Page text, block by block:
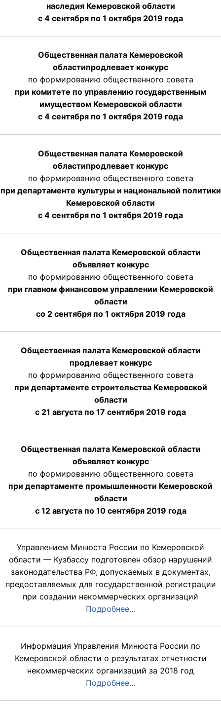
наследия Кемеровской области
с 4 сентября по 1 октября 2019 года
Общественная палата Кемеровской
областипродлевает конкурс
по формированию общественного совета
при комитете по управлению государственным
имуществом Кемеровской области
с 4 сентября по 1 октября 2019 года
Общественная палата Кемеровской
областипродлевает конкурс
по формированию общественного совета
при департаменте культуры и национальной политики
Кемеровской области
с 4 сентября по 1 октября 2019 года
Общественная палата Кемеровской области
объявляет конкурс
по формированию общественного совета
при главном финансовом управлении Кемеровской
области
со 2 сентября по 1 октября 2019 года
Общественная палата Кемеровской области
продлевает конкурс
по формированию общественного совета
при департаменте строительства Кемеровской
области
с 21 августа по 17 сентября 2019 года
Общественная палата Кемеровской области
объявляет конкурс
по формированию общественного совета
при департаменте промышленности Кемеровской
области
с 12 августа по 10 сентября 2019 года
Управлением Минюста России по Кемеровской
области — Кузбассу подготовлен обзор нарушений
законодательства РФ, допускаемых в документах,
предоставляемых для государственной регистрации
при создании некоммерческих организаций
Подробнее…
Информация Управления Минюста России по
Кемеровской области о результатах отчетности
некоммерческих организаций за 2018 год
Подробнее…